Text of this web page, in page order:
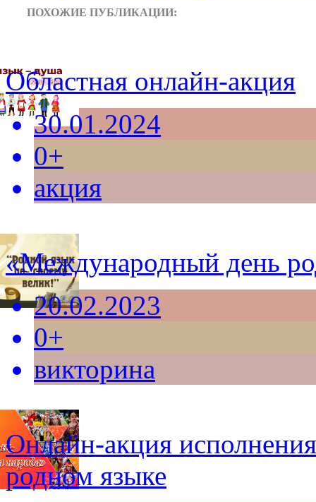
ПОХОЖИЕ ПУБЛИКАЦИИ:
Областная онлайн-акция
30.01.2024
0+
акция
«Международный день
20.02.2023
0+
викторина
Онлайн-акция
родном языке